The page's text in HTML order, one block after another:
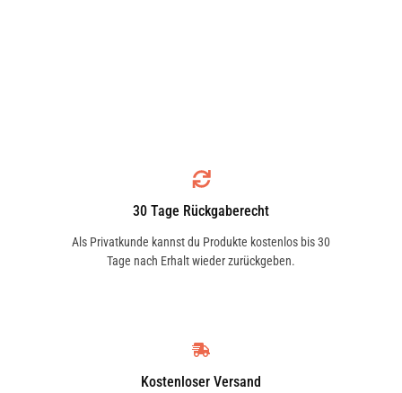
30 Tage Rückgaberecht
Als Privatkunde kannst du Produkte kostenlos bis 30
Tage nach Erhalt wieder zurückgeben.
Kostenloser Versand